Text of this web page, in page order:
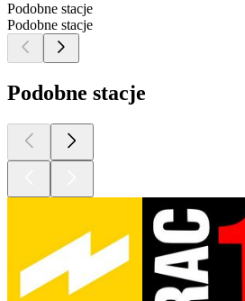
Podobne stacje
Podobne stacje
Podobne stacje